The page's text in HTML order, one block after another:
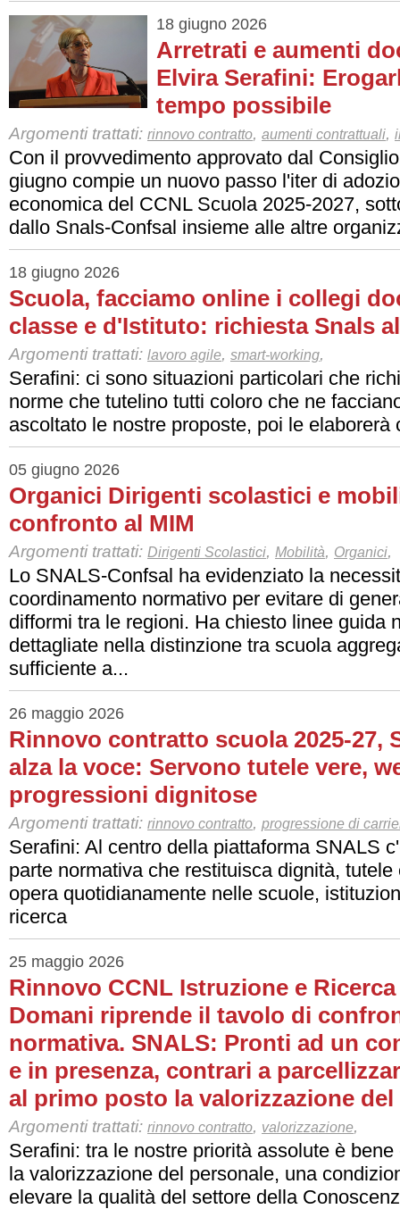
18 giugno 2026
Arretrati e aumenti
Elvira Serafini:
tempo possibile
Argomenti trattati: rinnovo contratto, aumenti contrattuali,
Con il provvedimento approvato dal
giugno compie un nuovo passo l'iter di
economica del CCNL Scuola 2025-2027,
dallo Snals-Confsal insieme alle altre
18 giugno 2026
Scuola, facciamo online i collegi
classe e d'Istituto: richiesta Snals
Argomenti trattati: lavoro agile, smart-working,
Serafini: ci sono situazioni particolari che
norme che tutelino tutti coloro che ne
ascoltato le nostre proposte, poi le elaborerà
05 giugno 2026
Organici Dirigenti scolastici e
confronto al MIM
Argomenti trattati: Dirigenti Scolastici, Mobilità, Organici,
Lo SNALS-Confsal ha evidenziato la
coordinamento normativo per evitare di
difformi tra le regioni. Ha chiesto linee guida
dettagliate nella distinzione tra scuola
sufficiente a...
26 maggio 2026
Rinnovo contratto scuola 2025-27,
alza la voce: Servono tutele vere,
progressioni dignitose
Argomenti trattati: rinnovo contratto, progressione di
Serafini: Al centro della piattaforma SNALS
parte normativa che restituisca dignità,
opera quotidianamente nelle scuole,
ricerca
25 maggio 2026
Rinnovo CCNL Istruzione e Ricerca
Domani riprende il tavolo di
normativa. SNALS: Pronti ad un
e in presenza, contrari a
al primo posto la valorizzazione
Argomenti trattati: rinnovo contratto, valorizzazione,
Serafini: tra le nostre priorità assolute è
la valorizzazione del personale, una
elevare la qualità del settore della